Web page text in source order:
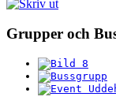
Grupper och